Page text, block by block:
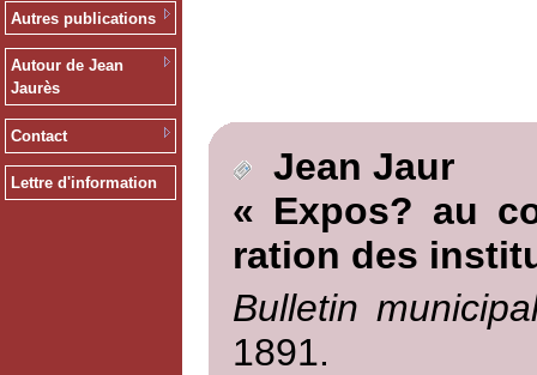
Autres publications
Autour de Jean
Jaurès
Contact
Lettre d'information
Jean Jaur
« Expos? au
ration des
Bulletin
1891.